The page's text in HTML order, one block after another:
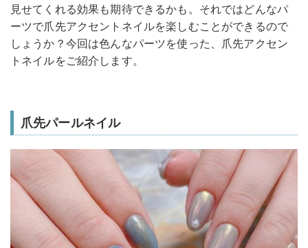
見せてくれる効果も期待できるかも。それではどんなパ
ーツで爪先アクセントネイルを楽しむことができるので
しょうか？今回は色んなパーツを使った、爪先アクセン
トネイルをご紹介します。
爪先パールネイル